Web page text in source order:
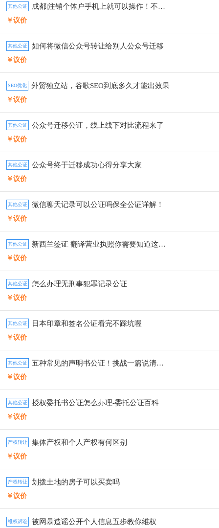
其他公证 成都|注销个体户手机上就可以操作！不求人
￥议价
其他公证 如何将微信公众号转让给别人公众号迁移
￥议价
SEO优化 外贸独立站，谷歌SEO到底多久才能出效果
￥议价
其他公证 公众号迁移公证，线上线下对比流程来了
￥议价
其他公证 公众号终于迁移成功心得分享大家
￥议价
其他公证 微信聊天记录可以公证吗保全公证详解！
￥议价
其他公证 新西兰签证 翻译营业执照你需要知道这些事
￥议价
其他公证 怎么办理无刑事犯罪记录公证
￥议价
其他公证 日本印章和签名公证看完不踩坑喔
￥议价
其他公证 五种常见的声明书公证！挑战一篇说清楚！
￥议价
其他公证 授权委托书公证怎么办理-委托公证百科
￥议价
产权转让 集体产权和个人产权有何区别
￥议价
产权转让 划拨土地的房子可以买卖吗
￥议价
维权诉讼 被网暴造谣公开个人信息五步教你维权